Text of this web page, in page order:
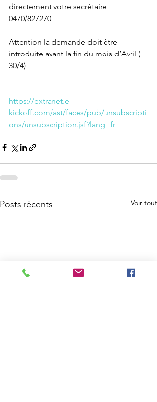
directement votre secrétaire
0470/827270
Attention la demande doit être
introduite avant la fin du mois d’Avril (
30/4)
https://extranet.e-
kickoff.com/ast/faces/pub/unsubscripti
ons/unsubscription.jsf?lang=fr
Posts récents Voir tout